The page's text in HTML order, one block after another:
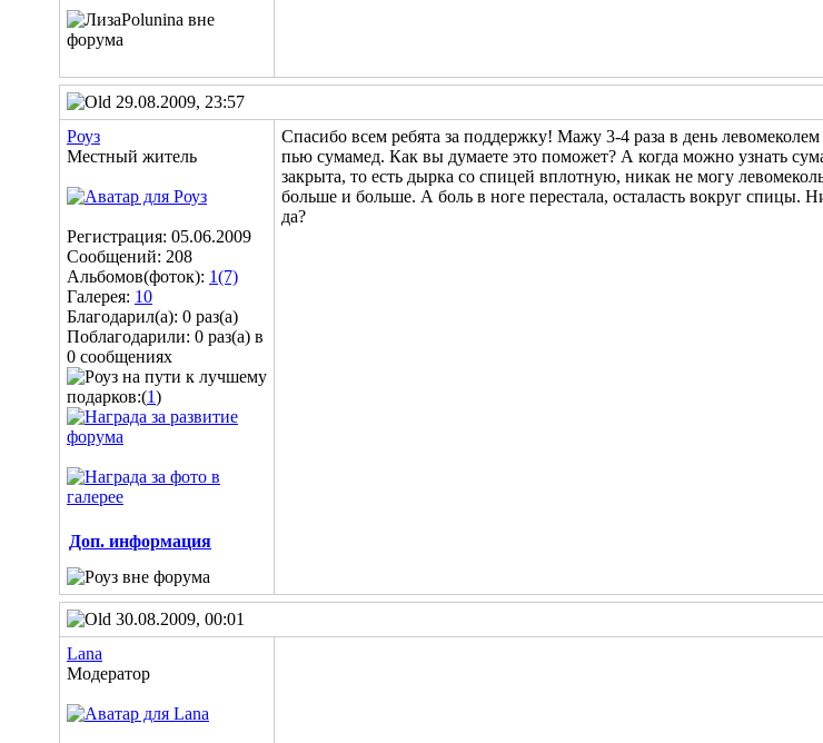
29.08.2009, 23:57
Роуз
Местный житель
Регистрация: 05.06.2009
Сообщений: 208
Альбомов(фоток): 1(7)
Галерея: 10
Благодарил(а): 0 раз(а)
Поблагодарили: 0 раз(а) в
0 сообщениях
подарков:(1)
Доп. информация
Спасибо всем ребята за поддержку! Мажу 3-4 раза в день
пью сумамед. Как вы думаете это поможет? А когда можно узнать
закрыта, то есть дырка со спицей вплотную, никак не могу
больше и больше. А боль в ноге перестала, осталасть вокруг спицы.
да?
30.08.2009, 00:01
Lana
Модератор